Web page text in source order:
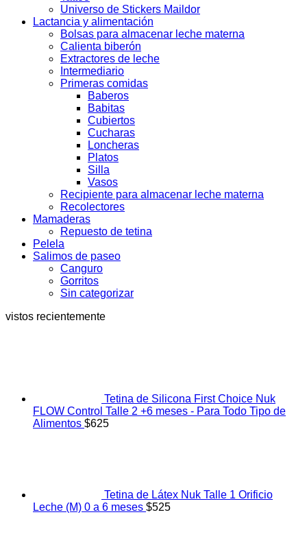
Universo de Stickers Maildor
Lactancia y alimentación
Bolsas para almacenar leche materna
Calienta biberón
Extractores de leche
Intermediario
Primeras comidas
Baberos
Babitas
Cubiertos
Cucharas
Loncheras
Platos
Silla
Vasos
Recipiente para almacenar leche materna
Recolectores
Mamaderas
Repuesto de tetina
Pelela
Salimos de paseo
Canguro
Gorritos
Sin categorizar
vistos recientemente
Tetina de Silicona First Choice Nuk
FLOW Control Talle 2 +6 meses - Para Todo Tipo de
Alimentos $625
Tetina de Látex Nuk Talle 1 Orificio
Leche (M) 0 a 6 meses $525